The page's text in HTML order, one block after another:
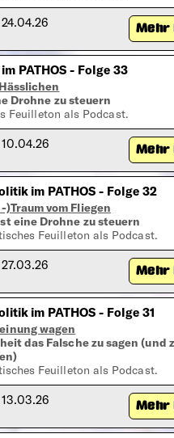
Mehr
PATHOS - Folge 33
Drohne zu steuern
Feuilleton als Podcast.
Mehr
im PATHOS - Folge 32
)Traum vom Fliegen
eine Drohne zu steuern
Feuilleton als Podcast.
Mehr
im PATHOS - Folge 31
wagen
das Falsche zu sagen (und
Feuilleton als Podcast.
Mehr